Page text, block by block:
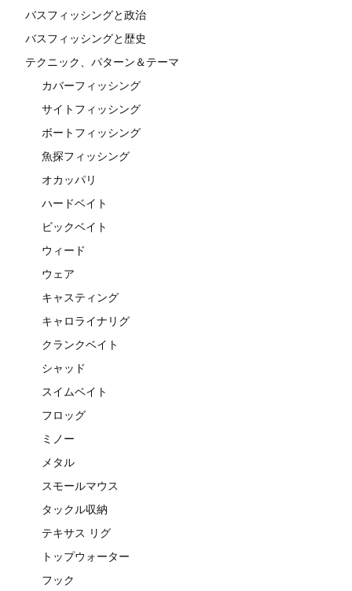
バスフィッシングと政治
バスフィッシングと歴史
テクニック、パターン＆テーマ
カバーフィッシング
サイトフィッシング
ボートフィッシング
魚探フィッシング
オカッパリ
ハードベイト
ビックベイト
ウィード
ウェア
キャスティング
キャロライナリグ
クランクベイト
シャッド
スイムベイト
フロッグ
ミノー
メタル
スモールマウス
タックル収納
テキサス リグ
トップウォーター
フック